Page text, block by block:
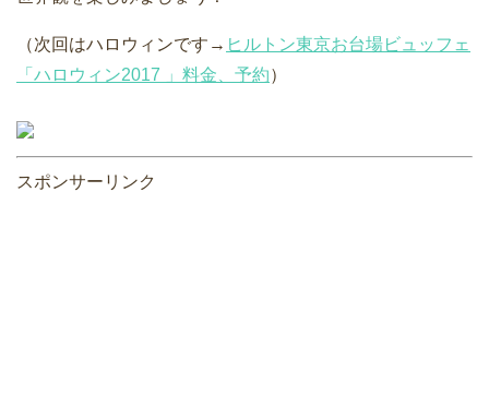
（次回はハロウィンです→ ヒルトン東京お台場ビュッフェ
「ハロウィン2017 」料金、予約）
スポンサーリンク